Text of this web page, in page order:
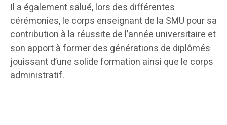
Il a également salué, lors des différentes
cérémonies, le corps enseignant de la SMU pour sa
contribution à la réussite de l’année universitaire et
son apport à former des générations de diplômés
jouissant d’une solide formation ainsi que le corps
administratif.